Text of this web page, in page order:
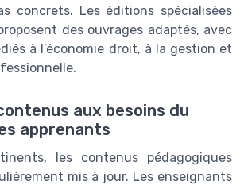
concrets. Les éditions spécialisées
des ouvrages adaptés, avec
à l’économie droit, à la gestion et
aux besoins du
apprenants
les contenus pédagogiques
mis à jour. Les enseignants